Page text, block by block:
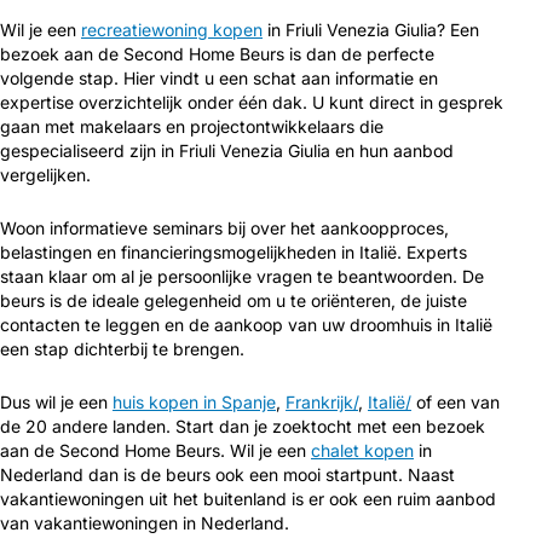
Wil je een recreatiewoning kopen in Friuli Venezia Giulia? Een
bezoek aan de Second Home Beurs is dan de perfecte
volgende stap. Hier vindt u een schat aan informatie en
expertise overzichtelijk onder één dak. U kunt direct in gesprek
gaan met makelaars en projectontwikkelaars die
gespecialiseerd zijn in Friuli Venezia Giulia en hun aanbod
vergelijken.
Woon informatieve seminars bij over het aankoopproces,
belastingen en financieringsmogelijkheden in Italië. Experts
staan klaar om al je persoonlijke vragen te beantwoorden. De
beurs is de ideale gelegenheid om u te oriënteren, de juiste
contacten te leggen en de aankoop van uw droomhuis in Italië
een stap dichterbij te brengen.
Dus wil je een huis kopen in Spanje, Frankrijk/, Italië/ of een van
de 20 andere landen. Start dan je zoektocht met een bezoek
aan de Second Home Beurs. Wil je een chalet kopen in
Nederland dan is de beurs ook een mooi startpunt. Naast
vakantiewoningen uit het buitenland is er ook een ruim aanbod
van vakantiewoningen in Nederland.